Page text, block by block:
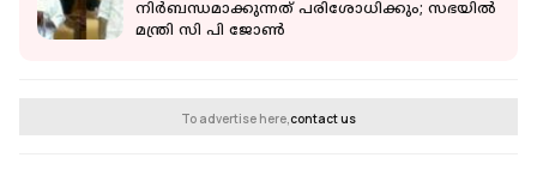
നിര്‍ബന്ധമാക്കുന്നത് പരിശോധിക്കും; സഭയിൽ
മന്ത്രി സി പി ജോണ്‍
To advertise here,contact us